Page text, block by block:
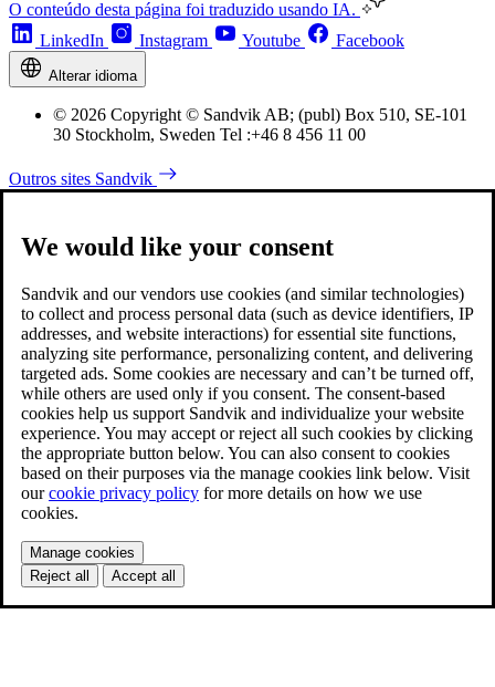
O conteúdo desta página foi traduzido usando IA.
LinkedIn
Instagram Youtube Facebook
Alterar idioma
© 2026 Copyright © Sandvik AB; (publ) Box 510, SE-101
30 Stockholm, Sweden Tel :+46 8 456 11 00
Outros sites Sandvik
We would like your consent
Sandvik and our vendors use cookies (and similar technologies)
to collect and process personal data (such as device identifiers, IP
addresses, and website interactions) for essential site functions,
analyzing site performance, personalizing content, and delivering
targeted ads. Some cookies are necessary and can’t be turned off,
while others are used only if you consent. The consent-based
cookies help us support Sandvik and individualize your website
experience. You may accept or reject all such cookies by clicking
the appropriate button below. You can also consent to cookies
based on their purposes via the manage cookies link below. Visit
ourcookie privacy policy for more details on how we use
cookies.
Manage cookies
Reject all
Accept all